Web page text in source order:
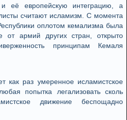
её европейскую интеграцию, а
считают исламизм. С момента
оплотом кемализма была
от армий других стран, открыто
принципам Кемаля
как раз умеренное исламистское
попытка легализовать сколь
движение беспощадно